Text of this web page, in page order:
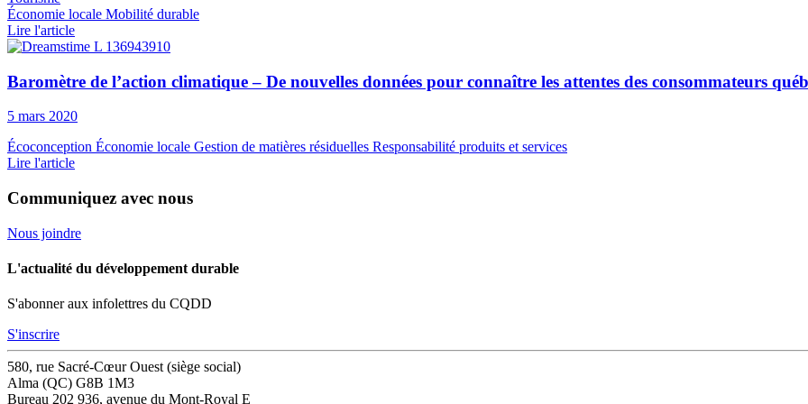
Économie locale Mobilité durable
Lire l'article
Baromètre de l’action climatique – De nouvelles données pour connaître les attentes des consommateurs
5 mars 2020
Écoconception Économie locale Gestion de matières résiduelles Responsabilité produits et services
Lire l'article
Communiquez avec nous
Nous joindre
L'actualité du développement durable
S'abonner aux infolettres du CQDD
S'inscrire
580, rue Sacré-Cœur Ouest (siège social)
Alma (QC) G8B 1M3
Bureau 202 936, avenue du Mont-Royal E